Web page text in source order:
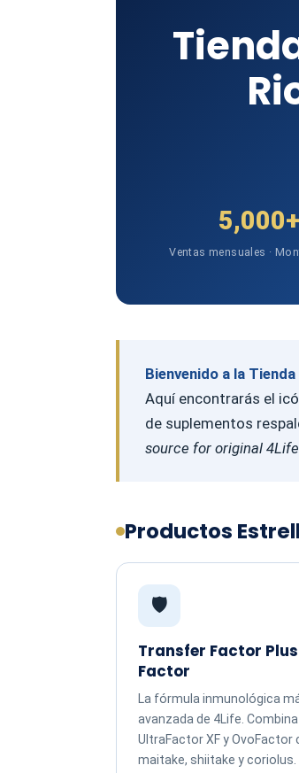
5,000+
Ventas mensuales ·
Bienvenido a la
Aquí encontrarás el
de suplementos
source for original
Productos
🛡️
Transfer Factor
Factor
La fórmula inmunológica
avanzada de 4Life. Combina
UltraFactor XF y OvoFactor
maitake, shiitake y coriolus.